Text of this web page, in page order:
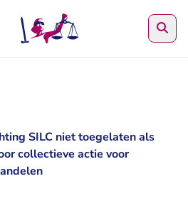
SILC niet toegelaten als
collectieve actie voor